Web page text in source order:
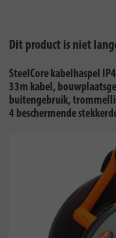
Dit product is niet
SteelCore kabelhaspel
33m kabel,
buitengebruik,
4 beschermende